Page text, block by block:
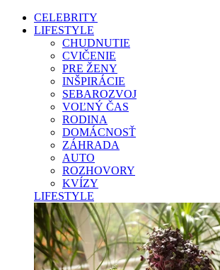
CELEBRITY
LIFESTYLE
CHUDNUTIE
CVIČENIE
PRE ŽENY
INŠPIRÁCIE
SEBAROZVOJ
VOĽNÝ ČAS
RODINA
DOMÁCNOSŤ
ZÁHRADA
AUTO
ROZHOVORY
KVÍZY
LIFESTYLE